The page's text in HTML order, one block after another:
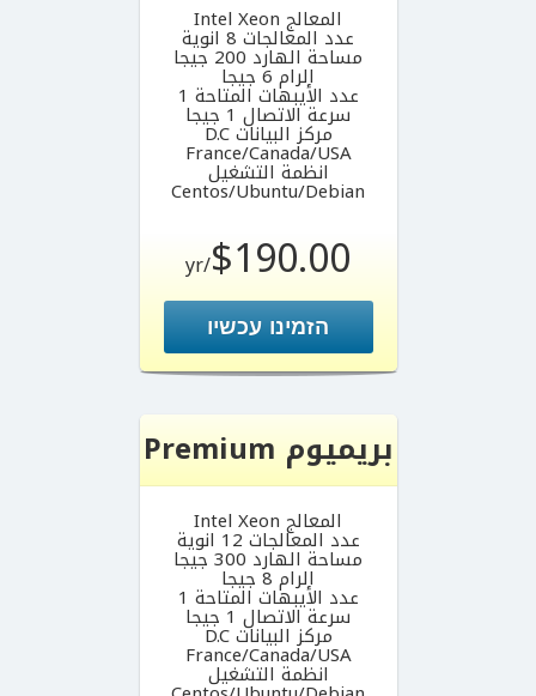
المعالج Intel Xeon
عدد المعالجات 8 انوية
مساحة الهارد 200 جيجا
الرام 6 جيجا
عدد الأيبهات المتاحة 1
سرعة الاتصال 1 جيجا
مركز البيانات D.C
France/Canada/USA
انظمة التشغيل
Centos/Ubuntu/Debian
$190.00
/yr
הזמינו עכשיו
بريميوم Premium
المعالج Intel Xeon
عدد المعالجات 12 انوية
مساحة الهارد 300 جيجا
الرام 8 جيجا
عدد الأيبهات المتاحة 1
سرعة الاتصال 1 جيجا
مركز البيانات D.C
France/Canada/USA
انظمة التشغيل